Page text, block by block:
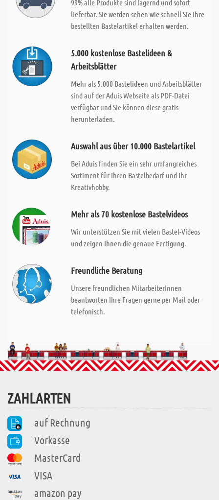
99% alle Produkte sind lagernd und sofort
lieferbar. Sie werden sehen wie schnell Sie Ihre
bestellten Bastelartikel erhalten werden.
5.000 kostenlose Bastelideen &
Arbeitsblätter
Mehr als 5.000 Bastelideen und Arbeitsblätter
sind auf der Aduis Webseite als PDF-Datei
verfügbar und Sie können diese gratis
herunterladen.
Auswahl aus über 10.000 Bastelartikel
Bei Aduis finden Sie ein sehr umfangreiches
Sortiment für Ihren Bastelbedarf und Ihr
Kreativhobby.
Mehr als 70 kostenlose Bastelvideos
Wir unterstützen Sie mit vielen Bastel-Videos
und zeigen Ihnen die genaue Fertigung.
Freundliche Beratung
Unsere freundlichen MitarbeiterInnen
beantworten Ihre Fragen gerne per Mail oder
telefonisch.
ZAHLARTEN
auf Rechnung
Vorkasse
MasterCard
VISA
amazon pay